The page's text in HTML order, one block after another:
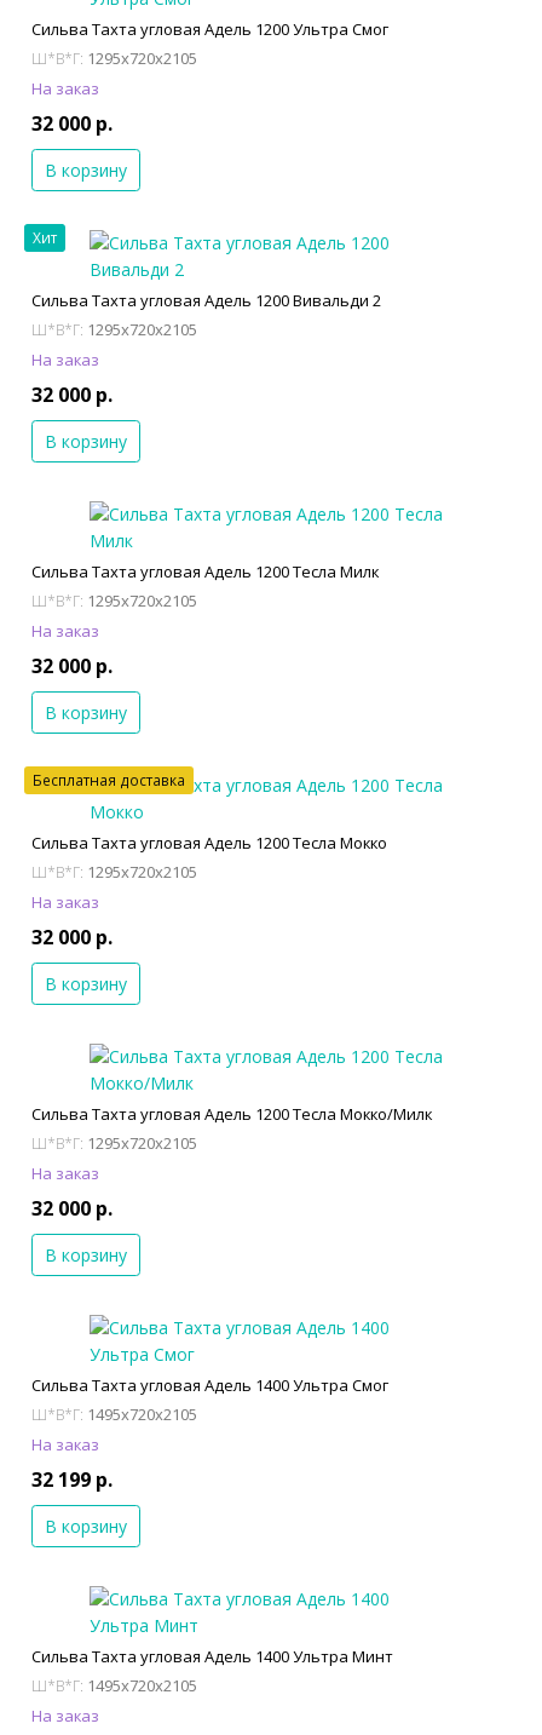
Сильва Тахта угловая Адель 1200 Ультра Смог
Ш*В*Г: 1295x720x2105
На заказ
32 000 р.
В корзину
Хит
Сильва Тахта угловая Адель 1200 Вивальди 2
Ш*В*Г: 1295x720x2105
На заказ
32 000 р.
В корзину
Сильва Тахта угловая Адель 1200 Тесла Милк
Ш*В*Г: 1295x720x2105
На заказ
32 000 р.
В корзину
Бесплатная доставка
Сильва Тахта угловая Адель 1200 Тесла Мокко
Ш*В*Г: 1295x720x2105
На заказ
32 000 р.
В корзину
Сильва Тахта угловая Адель 1200 Тесла Мокко/Милк
Ш*В*Г: 1295x720x2105
На заказ
32 000 р.
В корзину
Сильва Тахта угловая Адель 1400 Ультра Смог
Ш*В*Г: 1495x720x2105
На заказ
32 199 р.
В корзину
Сильва Тахта угловая Адель 1400 Ультра Минт
Ш*В*Г: 1495x720x2105
На заказ